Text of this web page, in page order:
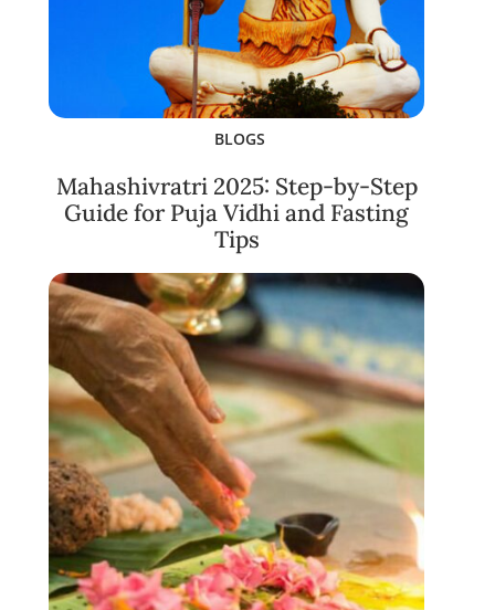
BLOGS
Mahashivratri 2025: Step-by-Step
Guide for Puja Vidhi and Fasting
Tips